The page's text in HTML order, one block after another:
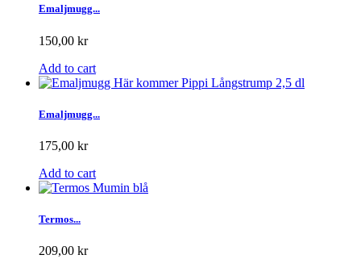
Emaljmugg...
150,00 kr
Add to cart
Emaljmugg...
175,00 kr
Add to cart
Termos...
209,00 kr